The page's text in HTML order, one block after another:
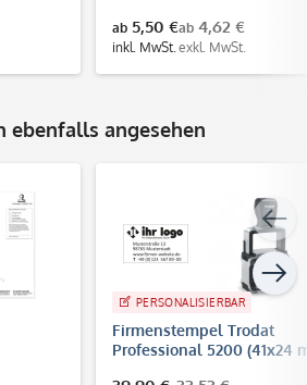
ab 5,50 €
inkl. MwSt.
ab 4,62 €
exkl. MwSt.
ebenfalls angesehen
PERSONALISIERBAR
Firmenstempel Trodat
Professional 5200 (41x24